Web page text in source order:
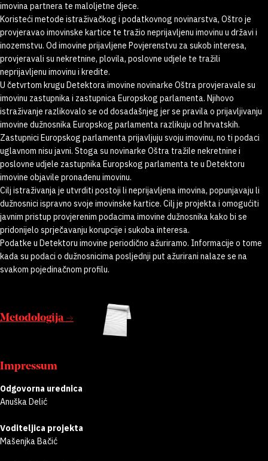
imovina partnera te maloljetne djece.
Koristeći metode istraživačkog i podatkovnog novinarstva, Oštro je
provjeravao imovinske kartice te tražio neprijavljenu imovinu u državi i
inozemstvu. Od imovine prijavljene Povjerenstvu za sukob interesa,
provjeravali su nekretnine, plovila, poslovne udjele te tražili
neprijavljenu imovinu i kredite.
U četvrtom krugu Detektora imovine novinarke Oštra provjeravale su
imovinu zastupnika i zastupnica Europskog parlamenta. Njihovo
istraživanje razlikovalo se od dosadašnjeg jer se pravila o prijavljivanju
imovine dužnosnika Europskog parlamenta razlikuju od hrvatskih.
Zastupnici Europskog parlamenta prijavljuju svoju imovinu, no ti podaci
uglavnom nisu javni. Stoga su novinarke Oštra tražile nekretnine i
poslovne udjele zastupnika Europskog parlamenta te u Detektoru
imovine objavile pronađenu imovinu.
Cilj istraživanja je utvrditi postoji li neprijavljena imovina, popunjavaju li
dužnosnici ispravno svoje imovinske kartice. Cilj je projekta i omogućiti
javnim pristup provjerenim podacima imovine dužnosnika kako bi se
pridonijelo sprječavanju korupcije i sukoba interesa.
Podatke u Detektoru imovine periodično ažuriramo. Informacije o tome
kada su podaci o dužnosnicima posljednji put ažurirani nalaze se na
svakom pojedinačnom profilu.
Metodologija →
Impressum
Odgovorna urednica
Anuška Delić
Voditeljica projekta
Mašenjka Bačić